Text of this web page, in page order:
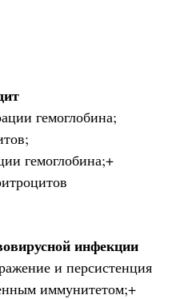
гемоглобина;
гемоглобина;+
инфекции
и персистенция
иммунитетом;+